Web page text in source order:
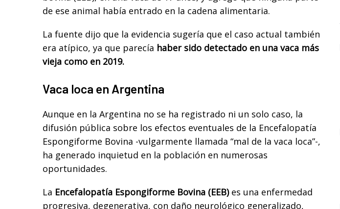
de ese animal había entrado en la cadena alimentaria.
La fuente dijo que la evidencia sugería que el caso actual también
era atípico, ya que parecía haber sido detectado en una vaca más
vieja como en 2019.
Vaca loca en Argentina
Aunque en la Argentina no se ha registrado ni un solo caso, la
difusión pública sobre los efectos eventuales de la Encefalopatía
Espongiforme Bovina -vulgarmente llamada “mal de la vaca loca”-,
ha generado inquietud en la población en numerosas
oportunidades.
La Encefalopatía Espongiforme Bovina (EEB)es una enfermedad
progresiva, degenerativa, con daño neurológico generalizado,